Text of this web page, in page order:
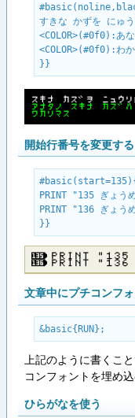
すきな かずを にゅ
<COLOR>(#0f0):あ
<COLOR>(#0f0):わ
}}
スキナ カス゛ヲ ニュウ
アナタノ スキナ カス゛
ワカリマス
開始行番号を変更する
PRINT "135 ぎょう
PRINT "136 ぎょう
}}
ＰＲＩＮＴ ”１３５
ＰＲＩＮＴ ”１３６
文章中にプチコンフ
&basic{RUN};
上記のように書くこ
コンフォントを埋め
ひらがなを使う